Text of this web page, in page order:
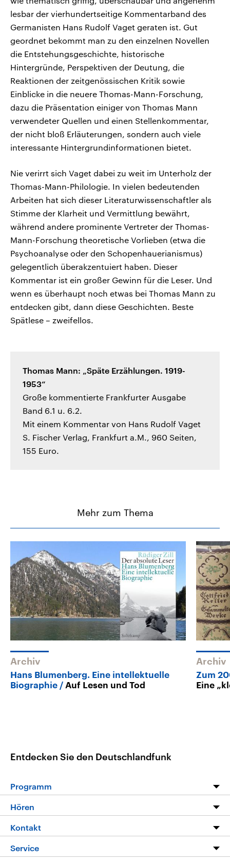
lesbar der vierhundertseitige Kommentarband des
Germanisten Hans Rudolf Vaget geraten ist. Gut
geordnet bekommt man zu den einzelnen Novellen
die Entstehungsgeschichte, historische
Hintergründe, Perspektiven der Deutung, die
Reaktionen der zeitgenössischen Kritik sowie
Einblicke in die neuere Thomas-Mann-Forschung,
dazu die Präsentation einiger von Thomas Mann
verwendeter Quellen und einen Stellenkommentar,
der nicht bloß Erläuterungen, sondern auch viele
interessante Hintergrundinformationen bietet.
Nie verirrt sich Vaget dabei zu weit im Unterholz der
Thomas-Mann-Philologie. In vielen bedeutenden
Arbeiten hat sich dieser Literaturwissenschaftler als
Stimme der Klarheit und Vermittlung bewährt,
während andere prominente Vertreter der Thomas-
Mann-Forschung theoretische Vorlieben (etwa die
Psychoanalyse oder den Schopenhauerianismus)
gelegentlich überakzentuiert haben. Dieser
Kommentar ist ein großer Gewinn für die Leser. Und
wenn es überhaupt noch etwas bei Thomas Mann zu
entdecken gibt, dann diese Geschichten. Beste
Spätlese – zweifellos.
Thomas Mann: „Späte Erzählungen. 1919-
1953“
Große kommentierte Frankfurter Ausgabe
Band 6.1 u. 6.2.
Mit einem Kommentar von Hans Rudolf Vaget
S. Fischer Verlag, Frankfurt a.M., 960 Seiten,
155 Euro.
Mehr zum Thema
Archiv
Hans Blumenberg. Eine intellektuelle
Biographie
Auf Lesen und Tod
Archiv
Zum
Eine
Entdecken Sie den Deutschlandfunk
Programm
Programm
Die Nachrichten
Nachrichtenleicht
Hören
Livestream
Podcasts
Kontakt
Hörerservice
Service